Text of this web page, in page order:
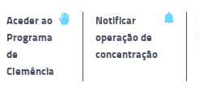
Aceder ao
Programa
de
Clemência
Notificar
operação de
concentração